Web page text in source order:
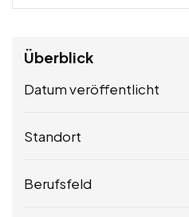
Überblick
Datum veröffentlicht
Standort
Berufsfeld